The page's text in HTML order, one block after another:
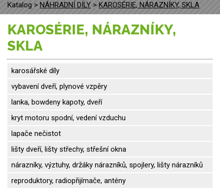
Katalog > NÁHRADNÍ DÍLY > KAROSÉRIE, NÁRAZNÍKY, SKLA
KAROSÉRIE, NÁRAZNÍKY,
SKLA
karosářské díly
vybavení dveří, plynové vzpěry
lanka, bowdeny kapoty, dveří
kryt motoru spodní, vedení vzduchu
lapače nečistot
lišty dveří, lišty střechy, střešní okna
nárazníky, výztuhy, držáky nárazníků, spojlery, lišty nárazníků
reproduktory, radiopřijímače, antény